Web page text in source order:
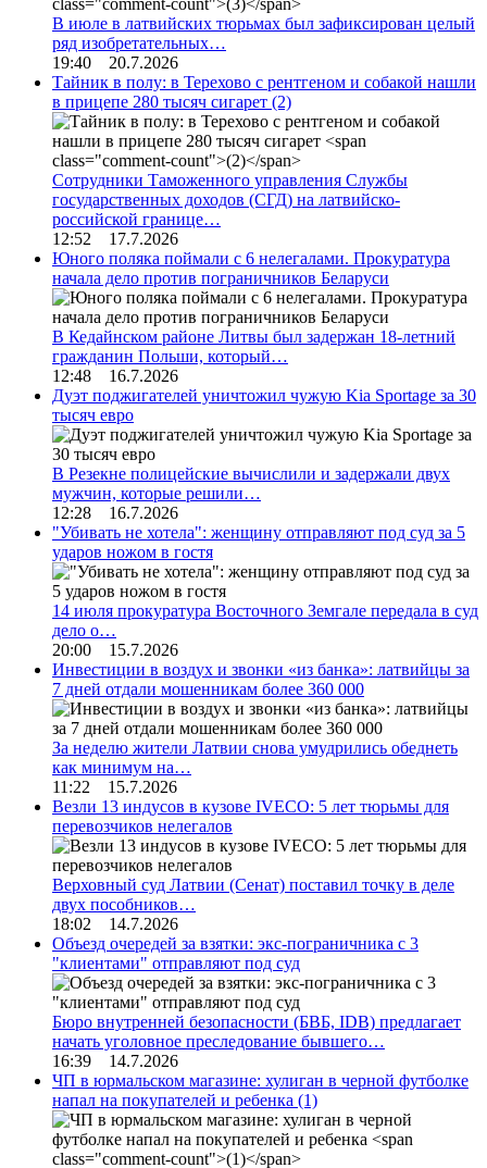
В июле в латвийских тюрьмах был зафиксирован целый
ряд изобретательных…
19:40 20.7.2026
Тайник в полу: в Терехово с рентгеном и собакой нашли
в прицепе 280 тысяч сигарет (2)
Сотрудники Таможенного управления Службы
государственных доходов (СГД) на латвийско-
российской границе…
12:52 17.7.2026
Юного поляка поймали с 6 нелегалами. Прокуратура
начала дело против пограничников Беларуси
В Кедайнском районе Литвы был задержан 18-летний
гражданин Польши, который…
12:48 16.7.2026
Дуэт поджигателей уничтожил чужую Kia Sportage за 30
тысяч евро
В Резекне полицейские вычислили и задержали двух
мужчин, которые решили…
12:28 16.7.2026
"Убивать не хотела": женщину отправляют под суд за 5
ударов ножом в гостя
14 июля прокуратура Восточного Земгале передала в суд
дело о…
20:00 15.7.2026
Инвестиции в воздух и звонки «из банка»: латвийцы за
7 дней отдали мошенникам более 360 000
За неделю жители Латвии снова умудрились обеднеть
как минимум на…
11:22 15.7.2026
Везли 13 индусов в кузове IVECO: 5 лет тюрьмы для
перевозчиков нелегалов
Верховный суд Латвии (Сенат) поставил точку в деле
двух пособников…
18:02 14.7.2026
Объезд очередей за взятки: экс-пограничника с 3
"клиентами" отправляют под суд
Бюро внутренней безопасности (БВБ, IDB) предлагает
начать уголовное преследование бывшего…
16:39 14.7.2026
ЧП в юрмальском магазине: хулиган в черной футболке
напал на покупателей и ребенка (1)